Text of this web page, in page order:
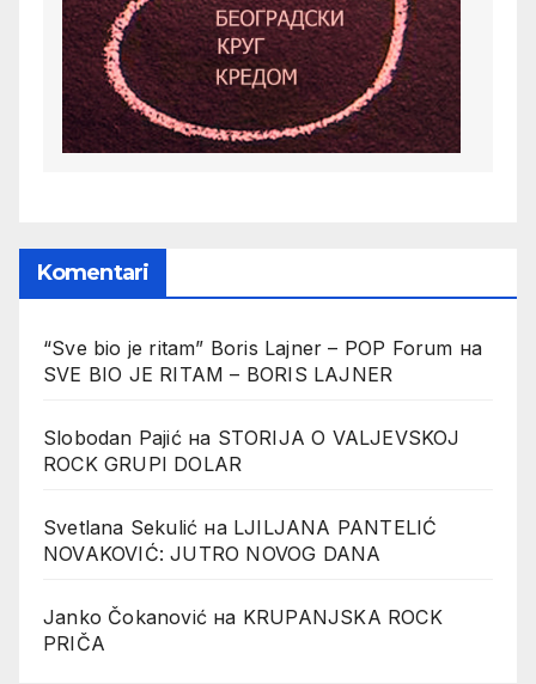
Komentari
“Sve bio je ritam” Boris Lajner – POP Forum на
SVE BIO JE RITAM – BORIS LAJNER
Slobodan Pajićна STORIJA O VALJEVSKOJ
ROCK GRUPI DOLAR
Svetlana Sekulić на LJILJANA PANTELIĆ
NOVAKOVIĆ: JUTRO NOVOG DANA
Janko Čokanović на KRUPANJSKA ROCK
PRIČA